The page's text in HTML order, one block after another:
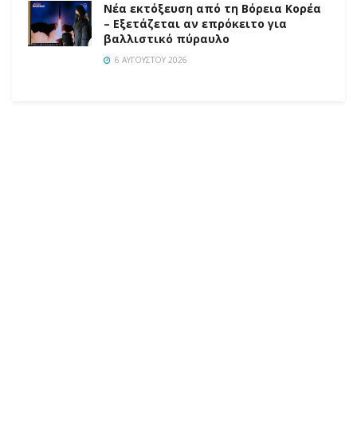
Νέα εκτόξευση από τη Βόρεια Κορέα
– Εξετάζεται αν επρόκειτο για
βαλλιστικό πύραυλο
6 ΑΥΓΟΎΣΤΟΥ 2026